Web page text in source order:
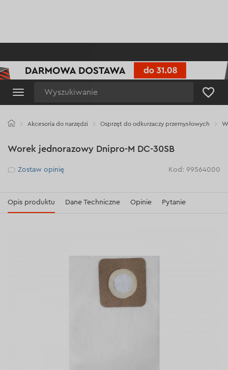
Akcesoria do narzędzi Osprzęt do odkurzaczy przemysłowych
Worek jednorazowy Dnipro-M DC-30SB
Рейтинг
Zostaw opinię Kod: 99564000
Opis produktu Dane Techniczne Opinie Pytanie